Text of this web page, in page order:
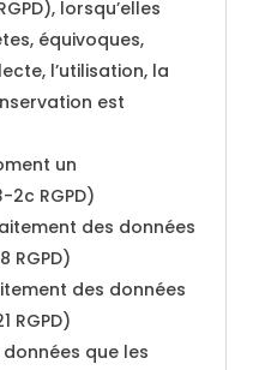
lorsqu’elles
équivoques,
l’utilisation, la
est
un
RGPD)
des données
RGPD)
des données
RGPD)
que les